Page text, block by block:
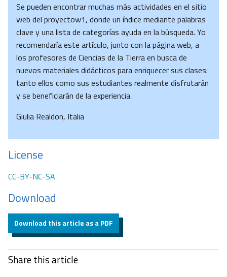
Se pueden encontrar muchas más actividades en el sitio
web del proyectow1, donde un índice mediante palabras
clave y una lista de categorías ayuda en la búsqueda. Yo
recomendaría este artículo, junto con la página web, a
los profesores de Ciencias de la Tierra en busca de
nuevos materiales didácticos para enriquecer sus clases:
tanto ellos como sus estudiantes realmente disfrutarán
y se beneficiarán de la experiencia.
Giulia Realdon, Italia
License
CC-BY-NC-SA
Download
Download this article as a PDF
Share this article